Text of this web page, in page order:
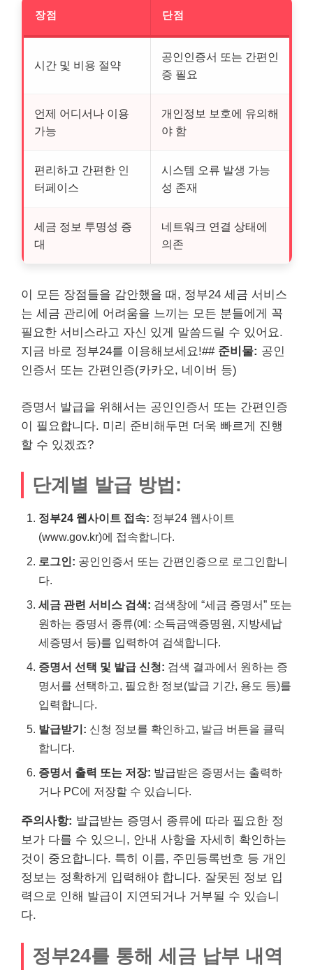
장점 단점
시간 및 비용 절약
공인인증서 또는 간편인
증 필요
언제 어디서나 이용
가능
개인정보 보호에 유의해
야 함
편리하고 간편한 인
터페이스
시스템 오류 발생 가능
성 존재
세금 정보 투명성 증
대
네트워크 연결 상태에
의존
이 모든 장점들을 감안했을 때, 정부24 세금 서비스
는 세금 관리에 어려움을 느끼는 모든 분들에게 꼭
필요한 서비스라고 자신 있게 말씀드릴 수 있어요.
지금 바로 정부24를 이용해보세요!## 준비물: 공인
인증서 또는 간편인증(카카오, 네이버 등)
증명서 발급을 위해서는 공인인증서 또는 간편인증
이 필요합니다. 미리 준비해두면 더욱 빠르게 진행
할 수 있겠죠?
단계별 발급 방법:
정부24 웹사이트 접속: 정부24 웹사이트
(www.gov.kr)에 접속합니다.
로그인: 공인인증서 또는 간편인증으로 로그인합니
다.
세금 관련 서비스 검색: 검색창에 “세금 증명서” 또는
원하는 증명서 종류(예: 소득금액증명원, 지방세납
세증명서 등)를 입력하여 검색합니다.
증명서 선택 및 발급 신청: 검색 결과에서 원하는 증
명서를 선택하고, 필요한 정보(발급 기간, 용도 등)를
입력합니다.
발급받기: 신청 정보를 확인하고, 발급 버튼을 클릭
합니다.
증명서 출력 또는 저장: 발급받은 증명서는 출력하
거나 PC에 저장할 수 있습니다.
주의사항: 발급받는 증명서 종류에 따라 필요한 정
보가 다를 수 있으니, 안내 사항을 자세히 확인하는
것이 중요합니다. 특히 이름, 주민등록번호 등 개인
정보는 정확하게 입력해야 합니다. 잘못된 정보 입
력으로 인해 발급이 지연되거나 거부될 수 있습니
다.
정부24를 통해 세금 납부 내역